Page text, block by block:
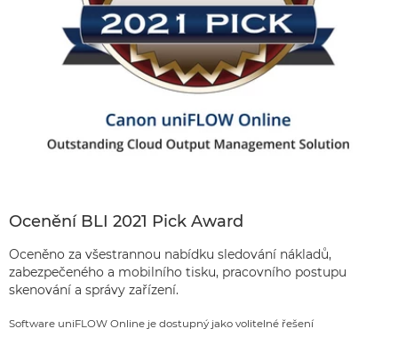
Ocenění BLI 2021 Pick Award
Oceněno za všestrannou nabídku sledování nákladů,
zabezpečeného a mobilního tisku, pracovního postupu
skenování a správy zařízení.
Software uniFLOW Online je dostupný jako volitelné řešení